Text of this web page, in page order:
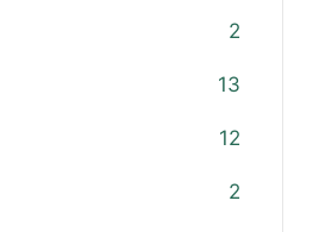
2
13
12
2